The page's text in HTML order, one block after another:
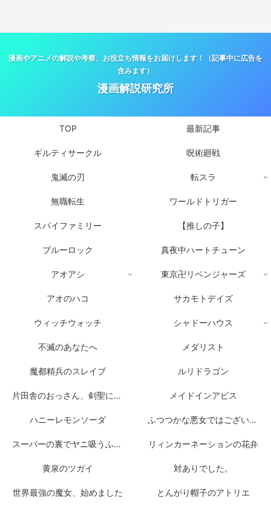
漫画やアニメの解説や考察、お役立ち情報をお届けします！（記事中に広告を
含みます）
漫画解説研究所
TOP 最新記事
ギルティサークル 呪術廻戦
鬼滅の刃 転スラ
無職転生 ワールドトリガー
スパイファミリー 【推しの子】
ブルーロック 真夜中ハートチューン
アオアシ 東京卍リベンジャーズ
アオのハコ サカモトデイズ
ウィッチウォッチ シャドーハウス
不滅のあなたへ メダリスト
魔都精兵のスレイブ ルリドラゴン
片田舎のおっさん、剣聖になる メイドインアビス
ハニーレモンソーダ ふつつかな悪女ではございますが
スーパーの裏でヤニ吸うふたり リィンカーネーションの花弁
黄泉のツガイ 対ありでした。
世界最強の魔女、始めました とんがり帽子のアトリエ